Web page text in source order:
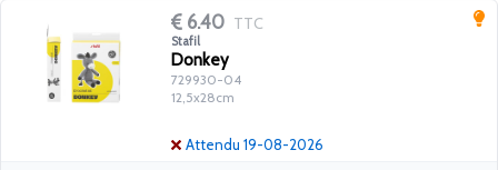
6.40 TTC
Stafil
Donkey
729930-04
12,5x28cm
Attendu 19-08-2026